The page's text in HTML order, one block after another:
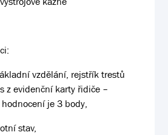
vzdělání, rejstřík trestů
z evidenční karty řidiče –
je 3 body,
stav,